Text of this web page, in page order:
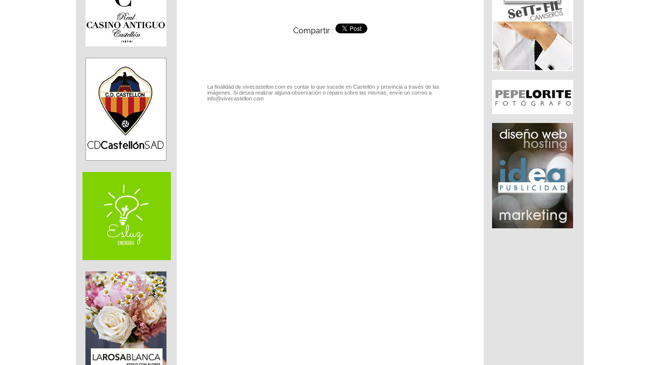
Compartir :
La finalidad de vivecastellon.com es contar lo que sucede en Castellón y provincia a través de las
imágenes. Si desea realizar alguna observación o reparo sobre las mismas, envíe un correo a
info@vivecastellon.com